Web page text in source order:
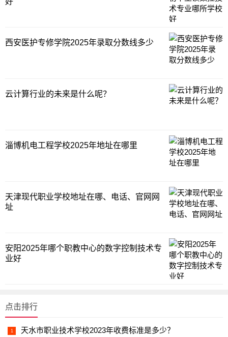
西安医护专修学院2025年录取分数线多少
云计算行业的未来是什么呢？
淄博机电工程学校2025年地址在哪里
天津现代职业学校地址在哪、电话、官网网
址
安阳2025年哪个职教中心的数字控制技术专
业好
点击排行
天水市职业技术学校2023年收费标准是多少？